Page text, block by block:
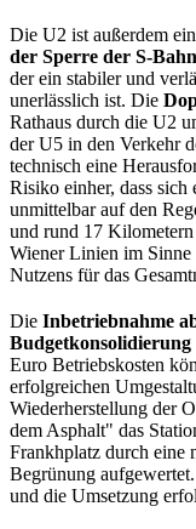
Die U2 ist außerdem
der Sperre der S-
der ein stabiler und
unerlässlich ist. Die
Rathaus durch die U2
der U5 in den Verkehr
technisch eine
Risiko einher, dass sich
unmittelbar auf den
und rund 17
Wiener Linien im Sinne
Nutzens für das
Die Inbetriebnahme
Euro Betriebskosten
erfolgreichen
Wiederherstellung der
dem Asphalt" das
Frankhplatz durch eine
Begrünung
und die Umsetzung